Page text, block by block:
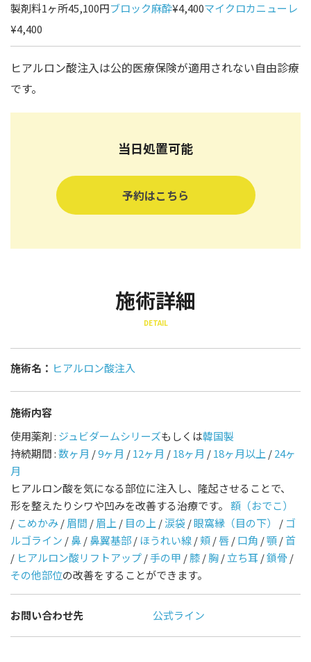
製剤料1ヶ所45,100円ブロック麻酔¥4,400マイクロカニューレ
¥4,400
ヒアルロン酸注入は公的医療保険が適用されない自由診療
です。
当日処置可能
予約はこちら
施術詳細
DETAIL
施術名： ヒアルロン酸注入
施術内容
使用薬剤 : ジュビダームシリーズもしくは韓国製
持続期間 :数ヶ月 /9ヶ月 /12ヶ月 /18ヶ月 /18ヶ月以上 /24ヶ
月
ヒアルロン酸を気になる部位に注入し、隆起させることで、
形を整えたりシワや凹みを改善する治療です。 額（おでこ）
/ こめかみ/眉間 /眉上 / 目の上 /涙袋/眼窩縁（目の下） / ゴ
ルゴライン /鼻/鼻翼基部/ ほうれい線/頬/唇/口角 /顎/首
/ ヒアルロン酸リフトアップ/手の甲 /膝/胸/立ち耳/鎖骨 /
その他部位の改善をすることができます。
お問い合わせ先 公式ライン